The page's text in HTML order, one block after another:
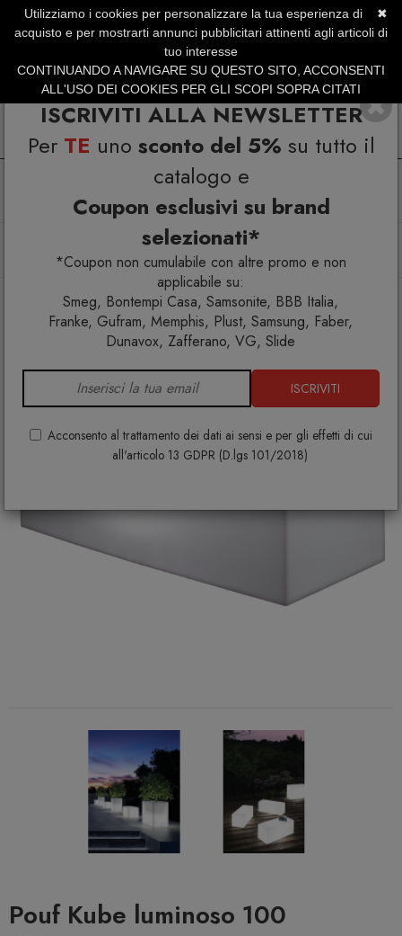
ISCRIVITI ALLA NEWSLETTER
Per TE uno sconto del 5% su tutto il
catalogo e
Coupon esclusivi su brand
selezionati*
*Coupon non cumulabile con altre promo e non
applicabile su:
Smeg, Bontempi Casa, Samsonite, BBB Italia,
Franke, Gufram, Memphis, Plust, Samsung, Faber,
Dunavox, Zafferano, VG, Slide
ISCRIVITI
Acconsento al trattamento dei dati ai sensi e per gli effetti di cui
all'articolo 13 GDPR (D.lgs 101/2018)
SERVIZIO CLIENTI +39.0773.470.562
SUMMER SALES | Fino al 40% di Sconto
Arredo esterno
Arredi luminosi
Pouf Kube luminoso 100
Pouf Kube luminoso 100
✖
Utilizziamo i cookies per personalizzare la tua esperienza di
acquisto e per mostrarti annunci pubblicitari attinenti agli articoli di
tuo interesse
CONTINUANDO A NAVIGARE SU QUESTO SITO, ACCONSENTI
ALL'USO DEI COOKIES PER GLI SCOPI SOPRA CITATI